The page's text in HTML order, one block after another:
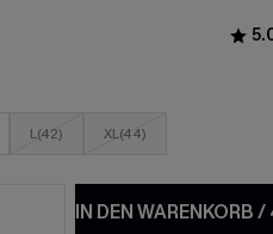
L(42) XL(44)
IN DEN WARENKORB/